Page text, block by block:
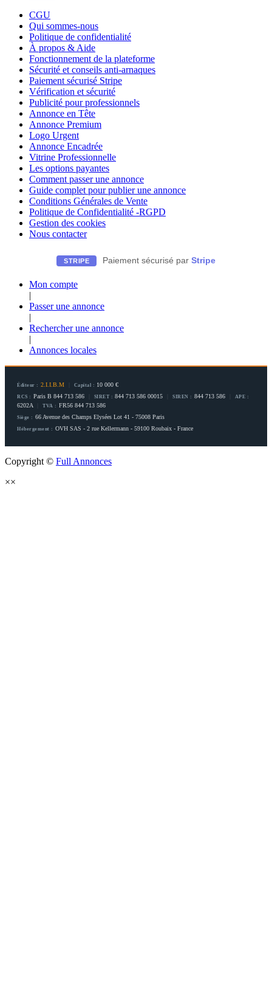
CGU
Qui sommes-nous
Politique de confidentialité
À propos & Aide
Fonctionnement de la plateforme
Sécurité et conseils anti-arnaques
Paiement sécurisé Stripe
Vérification et sécurité
Publicité pour professionnels
Annonce en Tête
Annonce Premium
Logo Urgent
Annonce Encadrée
Vitrine Professionnelle
Les options payantes
Comment passer une annonce
Guide complet pour publier une annonce
Conditions Générales de Vente
Politique de Confidentialité -RGPD
Gestion des cookies
Nous contacter
STRIPE Paiement sécurisé par Stripe
Mon compte
|
Passer une annonce
|
Rechercher une annonce
|
Annonces locales
Éditeur : 2.I.I.B.M Capital : 10 000 €
RCS : Paris B 844 713 586 SIRET : 844 713 586 00015 SIREN : 844 713 586 APE :
6202A TVA : FR56 844 713 586
Siège : 66 Avenue des Champs Elysées Lot 41 - 75008 Paris
Hébergement : OVH SAS - 2 rue Kellermann - 59100 Roubaix - France
Copyright © Full Annonces
××